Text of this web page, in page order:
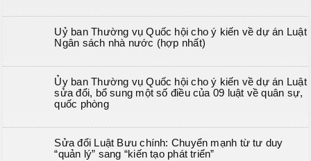
Uỷ ban Thường vụ Quốc hội cho ý kiến về dự án Luật
Ngân sách nhà nước (hợp nhất)
Ủy ban Thường vụ Quốc hội cho ý kiến về dự án Luật
sửa đổi, bổ sung một số điều của 09 luật về quân sự,
quốc phòng
Sửa đổi Luật Bưu chính: Chuyển mạnh từ tư duy
“quản lý” sang “kiến tạo phát triển”